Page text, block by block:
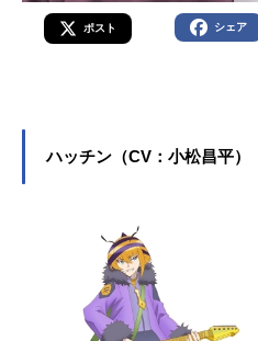
ポスト シェア
ハッチン（CV：小松昌平）